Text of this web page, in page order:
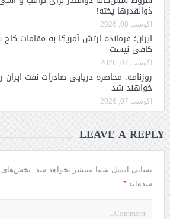
ذوالقدرها پخته!
آگوست 08, 2026
ایران؛ فرمانده ارتش آمریکا به مقامات
کافی نیست
آگوست 07, 2026
روزنامه: محاصره دریایی صادرات نفت ایران
خواهند شد
آگوست 07, 2026
LEAVE A REPLY
نشانی ایمیل شما منتشر نخواهد شد. بخش‌های
شده‌اند *